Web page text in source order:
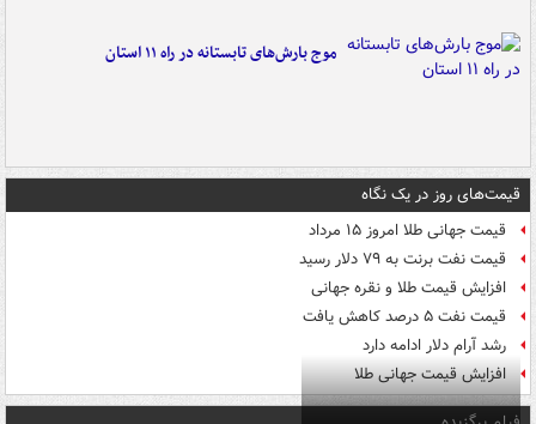
موج بارش‌های تابستانه در راه ۱۱ استان
قیمت‌های روز در یک نگاه
قیمت جهانی طلا امروز ۱۵ مرداد
قیمت نفت برنت به ۷۹ دلار رسید
افزایش قیمت طلا و نقره جهانی
قیمت نفت ۵ درصد کاهش یافت
رشد آرام دلار ادامه دارد
افزایش قیمت جهانی طلا